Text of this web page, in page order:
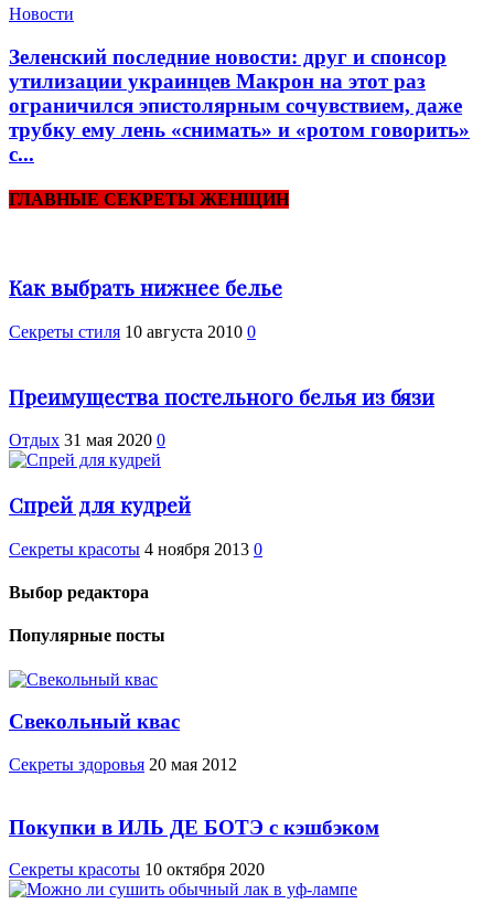
Новости
Зеленский последние новости: друг и спонсор
утилизации украинцев Макрон на этот раз
ограничился эпистолярным сочувствием, даже
трубку ему лень «снимать» и «ротом говорить»
с...
ГЛАВНЫЕ СЕКРЕТЫ ЖЕНЩИН
Как выбрать нижнее белье
Секреты стиля 10 августа 2010 0
Преимущества постельного белья из бязи
Отдых 31 мая 2020 0
Спрей для кудрей
Секреты красоты 4 ноября 2013 0
Выбор редактора
Популярные посты
Свекольный квас
Cекреты здоровья 20 мая 2012
Покупки в ИЛЬ ДЕ БОТЭ с кэшбэком
Секреты красоты 10 октября 2020